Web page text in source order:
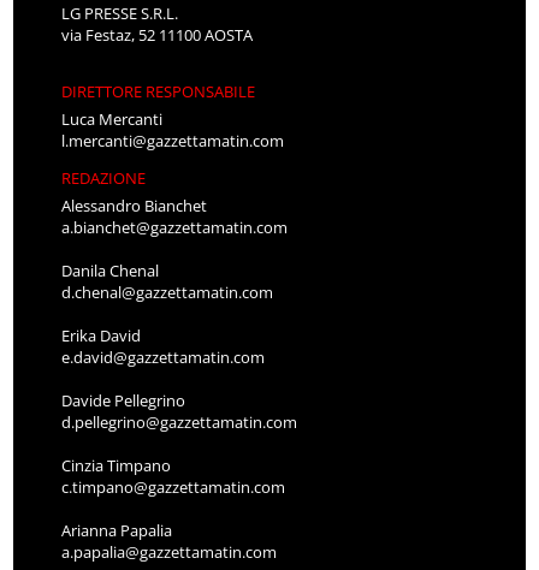
LG PRESSE S.R.L.
via Festaz, 52 11100 AOSTA
DIRETTORE RESPONSABILE
Luca Mercanti
l.mercanti@gazzettamatin.com
REDAZIONE
Alessandro Bianchet
a.bianchet@gazzettamatin.com
Danila Chenal
d.chenal@gazzettamatin.com
Erika David
e.david@gazzettamatin.com
Davide Pellegrino
d.pellegrino@gazzettamatin.com
Cinzia Timpano
c.timpano@gazzettamatin.com
Arianna Papalia
a.papalia@gazzettamatin.com